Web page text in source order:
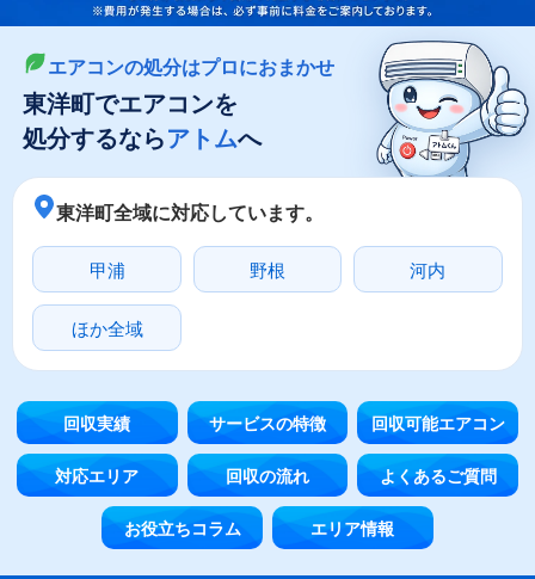
エアコンの処分はプロにおまかせ
東洋町でエアコンを
処分するならアトムへ
東洋町全域に対応しています。
甲浦 野根 河内
ほか全域
回収実績 サービスの特徴 回収可能エアコン
対応エリア 回収の流れ よくあるご質問
お役立ちコラム エリア情報